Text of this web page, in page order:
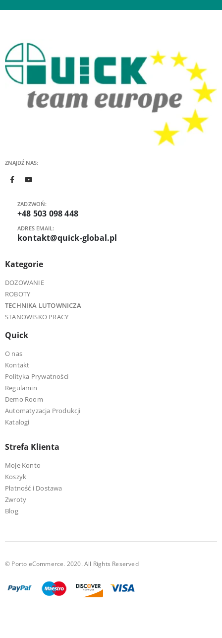
ZNAJDŹ NAS:
ZADZWOŃ:
+48 503 098 448
ADRES EMAIL:
kontakt@quick-global.pl
Kategorie
DOZOWANIE
ROBOTY
TECHNIKA LUTOWNICZA
STANOWISKO PRACY
Quick
O nas
Kontakt
Polityka Prywatności
Regulamin
Demo Room
Automatyzacja Produkcji
Katalogi
Strefa Klienta
Moje Konto
Koszyk
Płatność i Dostawa
Zwroty
Blog
© Porto eCommerce. 2020. All Rights Reserved